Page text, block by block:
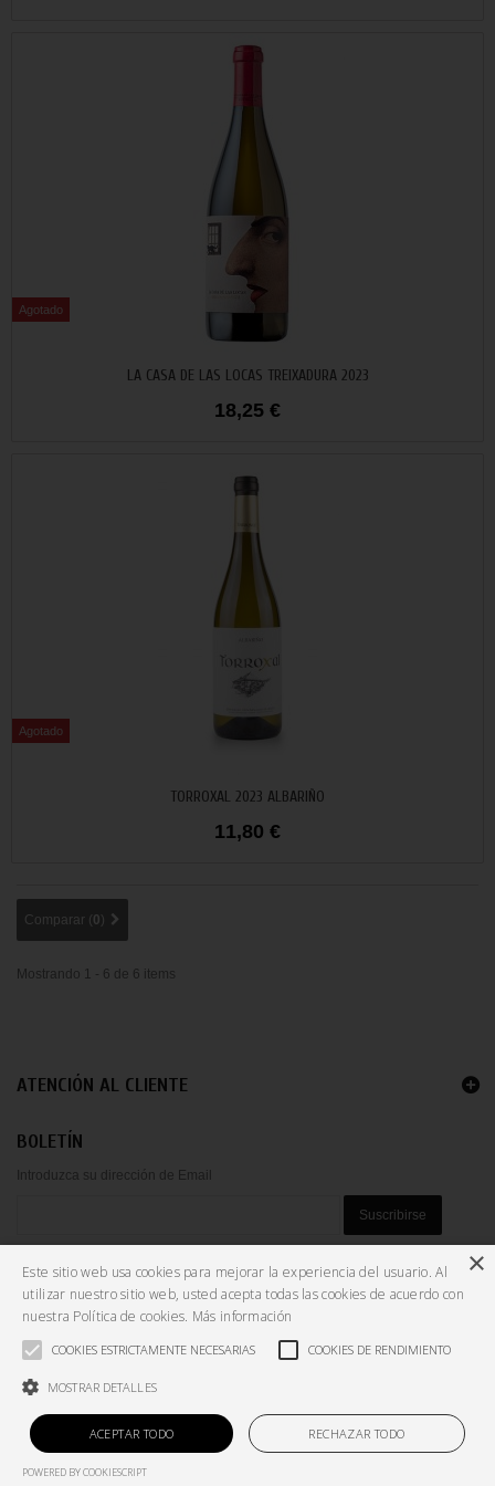
No disponible
LA CASA DE LAS LOCAS TREIXADURA 2023
18,25 €
Agotado
No disponibleTORROXAL 2023 ALBARIÑO
11,80 €
Agotado
Comparar ( 0)
Mostrando 1 - 6 de 6 items
ATENCIÓN AL CLIENTE
BOLETÍN
Introduzca su dirección de Email
Suscribirse
DISTRIBUCIONES
SERVICIOS A EMPRESAS
Aviso legal y Política de Privacidad
×
Este sitio web usa cookies para mejorar la experiencia del usuario. Al
utilizar nuestro sitio web, usted acepta todas las cookies de acuerdo con
nuestra Política de cookies. Más información
COOKIES ESTRICTAMENTE NECESARIAS COOKIES DE RENDIMIENTO
MOSTRAR DETALLES
ACEPTAR TODO RECHAZAR TODO
POWERED BY COOKIESCRIPT